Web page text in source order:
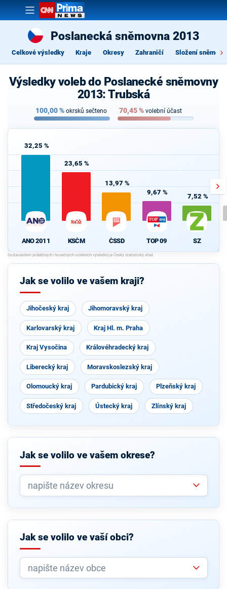
Poslanecká sněmovna 2013
Celkové výsledky Kraje Okresy Zahraničí Složení
Výsledky voleb do Poslanecké sněmovny
2013: Trubská
100,00% okrsků sečteno 70,45% volební účast
32,25 %
ANO 2011
23,65 %
KSČM
13,97 %
ČSSD
9,67 %
TOP 09
7,52 %
SZ
Jak se volilo ve vašem kraji?
Jihočeský kraj Jihomoravský kraj
Karlovarský kraj Kraj Hl. m. Praha
Kraj Vysočina Královéhradecký kraj
Liberecký kraj Moravskoslezský kraj
Olomoucký kraj Pardubický kraj Plzeňský kraj
Středočeský kraj Ústecký kraj Zlínský kraj
Jak se volilo ve vašem okrese?
Jak se volilo ve vaší obci?